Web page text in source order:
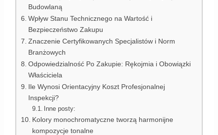
Budowlaną
Wpływ Stanu Technicznego na Wartość i
Bezpieczeństwo Zakupu
Znaczenie Certyfikowanych Specjalistów i Norm
Branżowych
Odpowiedzialność Po Zakupie: Rękojmia i Obowiązki
Właściciela
Ile Wynosi Orientacyjny Koszt Profesjonalnej
Inspekcji?
Inne posty:
Kolory monochromatyczne tworzą harmonijne
kompozycje tonalne